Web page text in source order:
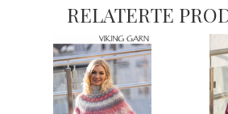
RELATERTE